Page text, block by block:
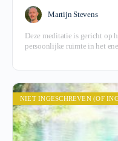
Martijn Stevens
Deze meditatie is gericht op
persoonlijke ruimte in het
NIET INGESCHREVEN (OF